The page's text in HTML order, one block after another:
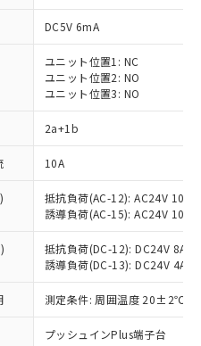
DC5V 6mA
ユニット位置1: NC
ユニット位置2: NO
ユニット位置3: NO
2a+1b
10A
抵抗負荷(AC-12): AC24V 10A/
誘導負荷(AC-15): AC24V
抵抗負荷(DC-12): DC24V 8A/
誘導負荷(DC-13): DC24V 4A/
測定条件: 周囲温度 20±2℃、
プッシュインPlus端子台
指令（10物質）の
が提供可能な商品で
令（10物質）の非含
り替える予定のある
指令（10物質）の